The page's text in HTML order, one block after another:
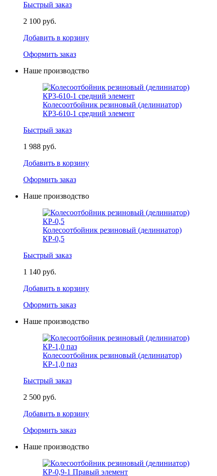
Быстрый заказ
2 100 руб.
Добавить в корзину
Оформить заказ
Наше производство
Колесоотбойник резиновый (делиниатор)
КР3-610-1 средний элемент
Быстрый заказ
1 988 руб.
Добавить в корзину
Оформить заказ
Наше производство
Колесоотбойник резиновый (делиниатор)
КР-0,5
Быстрый заказ
1 140 руб.
Добавить в корзину
Оформить заказ
Наше производство
Колесоотбойник резиновый (делиниатор)
КР-1,0 паз
Быстрый заказ
2 500 руб.
Добавить в корзину
Оформить заказ
Наше производство